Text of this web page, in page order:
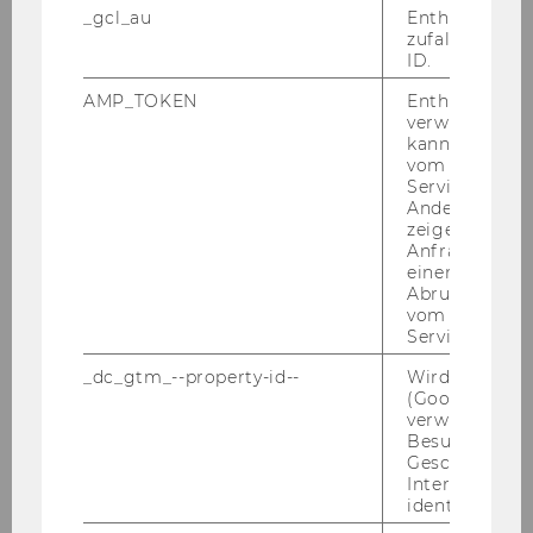
4. In §§ 2, 3, 4 und 5 wer­den die Wort- und Zei­
chen­fol­gen „und 4 Abs 1“ durch die Wort- und
Zei­chen­fol­gen „4 Abs 1, 4a Abs 1 und 5 Abs 1“
und „§§ 5c und 15“ durch „§ 5c“ er­setzt.
5. In § 7 wird die Zei­chen­fol­ge „04.07.2021“
durch die Zei­chen­fol­ge „30.09.2021“ er­setzt.
6. In § 8 wird fol­gen­der Ab­satz 15 er­gänzt:
„(15) Die Än­de­rung der Ver­ord­nung des Rek­to­
rats der Wirt­schafts­uni­ver­si­tät Wien über die
Be­nüt­zung von Ge­bäu­den und Flä­chen der
WU oder am WU Cam­pus tritt mit 05. Juli 2021
Univ.-Prof. Dr. Edel­traud Hanappi-​Egger
_gcl_au
Enthält eine
ID.
AMP_TOKEN
Enthält ein
verwendet
kann, um
vom AMP-
Service
Andere
zeigen Opt-
Anfrage im
einen Fehler
Abrufen
vom AMP
Service an.
_dc_gtm_--property-id--
Wird von
(Google Tag
verwendet,
Besucher
Geschlecht
Interessen zu
identifizieren.